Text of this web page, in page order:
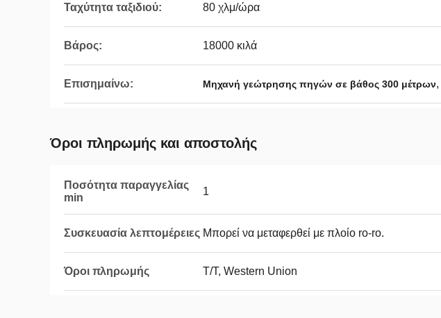
Ταχύτητα ταξιδιού: 80 χλμ/ώρα
Βάρος: 18000 κιλά
Επισημαίνω: Μηχανή γεώτρησης πηγών σε βάθος 300 μέτρων,
Όροι πληρωμής και αποστολής
Ποσότητα παραγγελίας
min
1
Συσκευασία λεπτομέρειες Μπορεί να μεταφερθεί με πλοίο ro-ro.
Όροι πληρωμής T/T, Western Union